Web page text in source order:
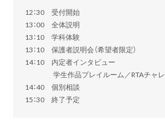
12：30 受付開始
13：00 全体説明
13：10 学科体験
13：10 保護者説明会（希望者限定）
14：10 内定者インタビュー
学生作品プレイルーム／RTAチャレ
14：40 個別相談
15：30 終了予定